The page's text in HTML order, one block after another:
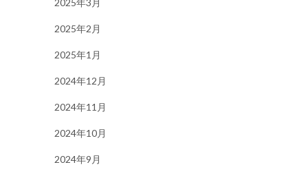
2025年3月
2025年2月
2025年1月
2024年12月
2024年11月
2024年10月
2024年9月